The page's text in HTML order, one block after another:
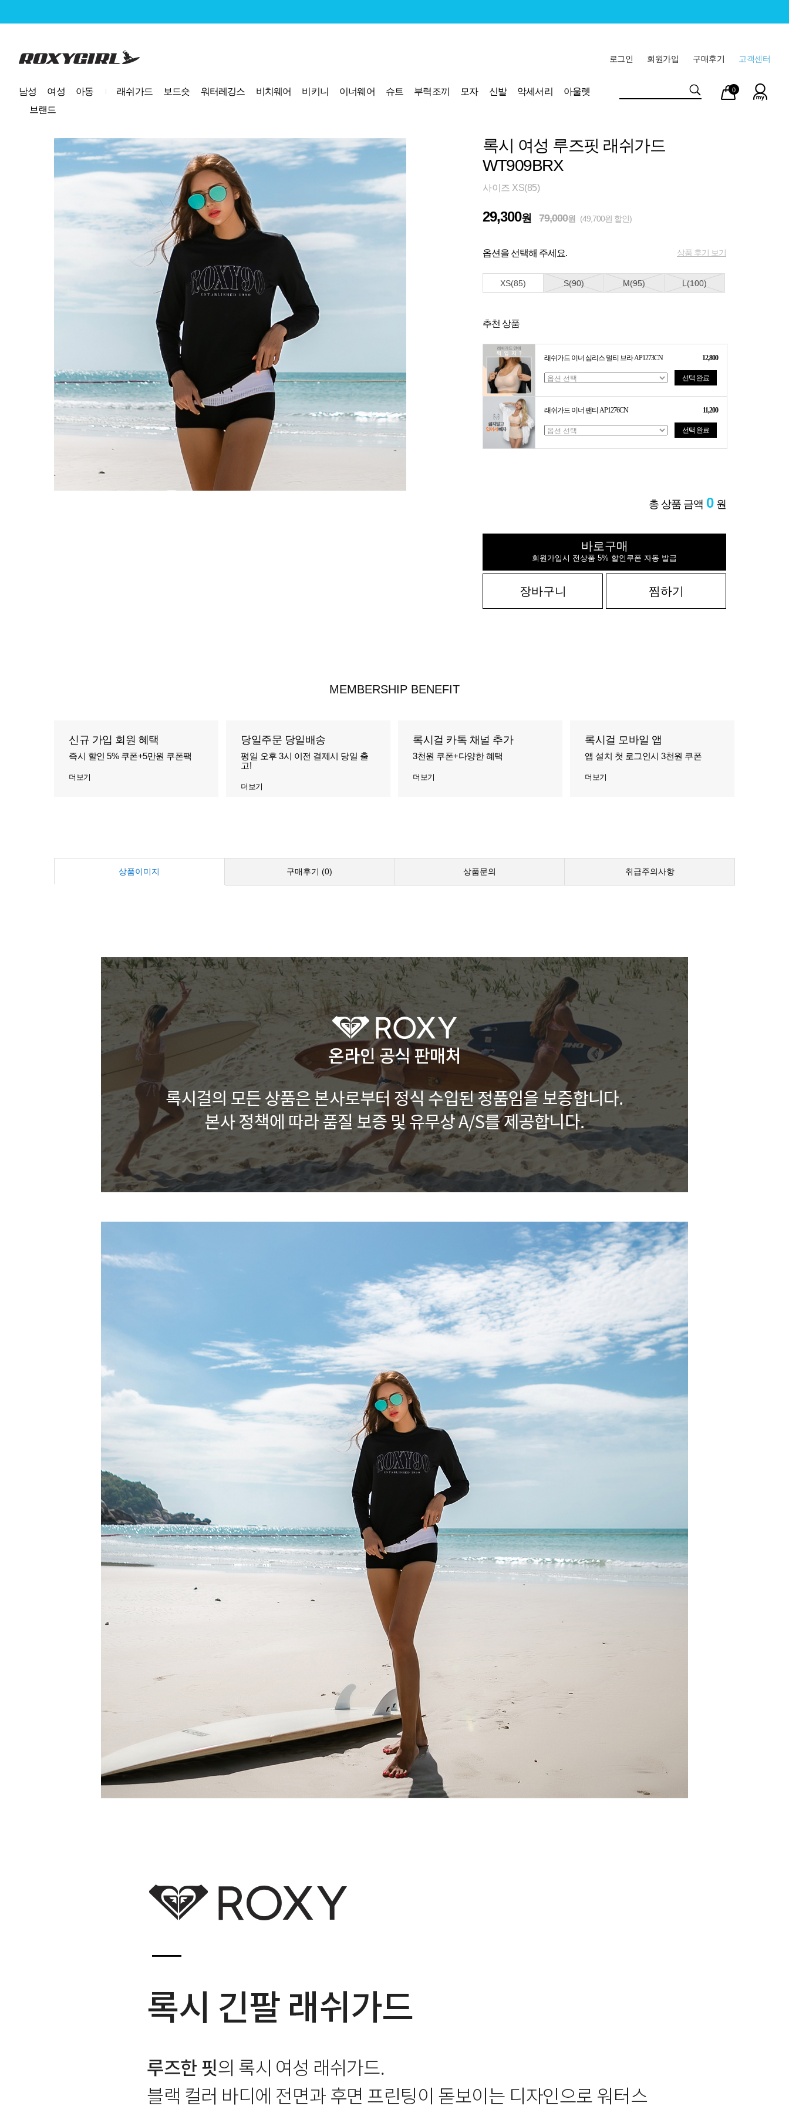
로고 고객센터
구매후기
회원가입
로그인
남성 여성 아동 래쉬가드 보드숏 워터레깅스 비치웨어 비키니 이너웨어 슈트 부력조끼 모자 신발 악세서리
아울렛
브랜드
마이
페이
장바
구니
0
록시 여성 루즈핏 래쉬가드
WT909BRX
사이즈 XS(85)
29,300원 79,000원 (49,700원 할인)
옵션을 선택해 주세요. 상품 후기 보기
XS(85) S(90) M(95) L(100)
추천 상품
래쉬가드 이너 심리스 멀티 브라 AP1273CN 12,800
선택 완료
래쉬가드 이너 팬티 AP1276CN 11,200
선택 완료
총 상품 금액 0 원
바로구매
회원가입시 전상품 5% 할인쿠폰 자동 발급
장바구니 찜하기
MEMBERSHIP BENEFIT
신규 가입 회원 혜택
즉시 할인 5% 쿠폰+5만원 쿠폰팩
더보기
당일주문 당일배송
평일 오후 3시 이전 결제시 당일 출
고!
더보기
록시걸 카톡 채널 추가
3천원 쿠폰+다양한 혜택
더보기
록시걸 모바일 앱
앱 설치 첫 로그인시 3천원 쿠폰
더보기
상품이미지 구매후기 (0) 상품문의 취급주의사항